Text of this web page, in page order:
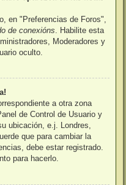
en "Preferencias de Foros",
de conexións . Habilite esta
Moderadores y
oculto.
a otra zona
de Control de Usuario y
ubicación, e.j. Londres,
que para cambiar la
debe estar registrado.
para hacerlo.